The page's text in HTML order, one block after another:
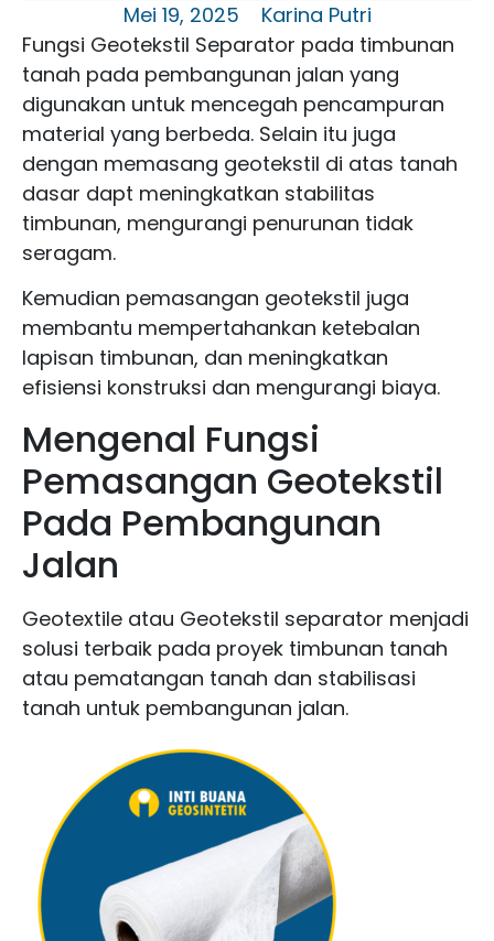
Mei 19, 2025
Karina Putri
Fungsi Geotekstil Separator pada timbunan
tanah pada pembangunan jalan yang
digunakan untuk mencegah pencampuran
material yang berbeda. Selain itu juga
dengan memasang geotekstil di atas tanah
dasar dapt meningkatkan stabilitas
timbunan, mengurangi penurunan tidak
seragam.
Kemudian pemasangan geotekstil juga
membantu mempertahankan ketebalan
lapisan timbunan, dan meningkatkan
efisiensi konstruksi dan mengurangi biaya.
Mengenal Fungsi
Pemasangan Geotekstil
Pada Pembangunan
Jalan
Geotextile atau Geotekstil separator menjadi
solusi terbaik pada proyek timbunan tanah
atau pematangan tanah dan stabilisasi
tanah untuk pembangunan jalan.